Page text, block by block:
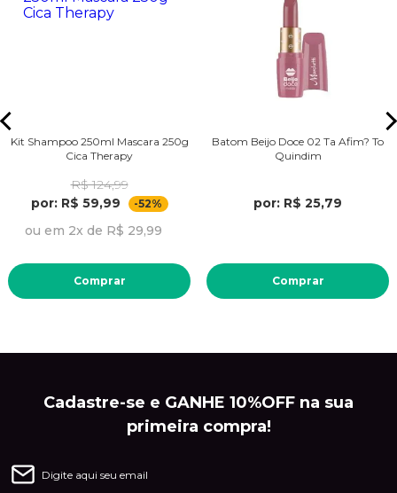
Kit Shampoo 250ml Mascara 250g
Cica Therapy
R$ 124,99
por: R$ 59,99
-52%
ou em 2x de R$ 29,99
Comprar
Batom Beijo Doce 02 Ta Afim? To
Quindim
por: R$ 25,79
Comprar
Cadastre-se e GANHE 10%OFF na sua
primeira compra!